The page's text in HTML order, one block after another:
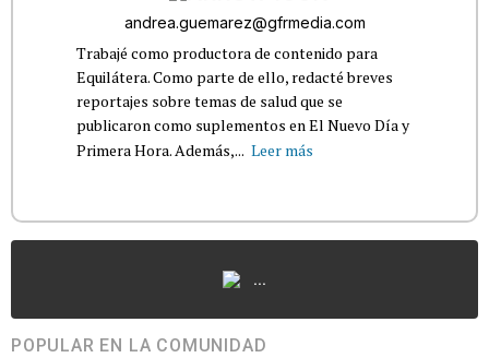
andrea.guemarez@gfrmedia.com
Trabajé como productora de contenido para
Equilátera. Como parte de ello, redacté breves
reportajes sobre temas de salud que se
publicaron como suplementos en El Nuevo Día y
Primera Hora. Además,... Leer más
...
POPULAR EN LA COMUNIDAD